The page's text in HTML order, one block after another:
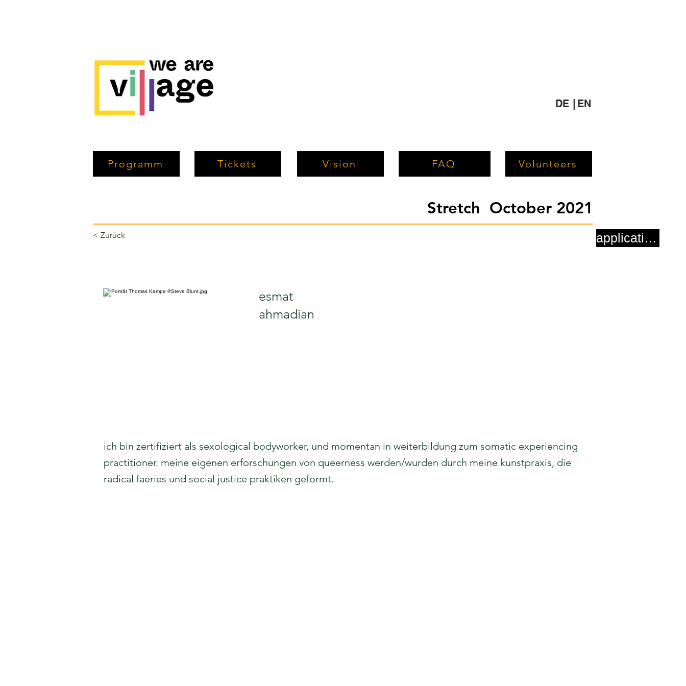
DE | EN
Stretch October 2021
< Zurück
esmat
ahmadian
ich bin zertifiziert als sexological bodyworker, und momentan in weiterbildung zum somatic experiencing
practitioner. meine eigenen erforschungen von queerness werden/wurden durch meine kunstpraxis, die
radical faeries und social justice praktiken geformt.
Programm Tickets Vision FAQ Volunteers
application